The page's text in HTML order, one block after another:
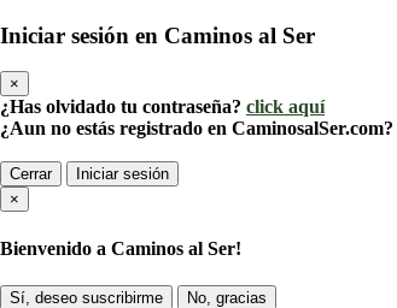
Iniciar sesión en Caminos al Ser
×
¿Has olvidado tu contraseña? click aquí
¿Aun no estás registrado en CaminosalSer.com?
Cerrar
Iniciar sesión
×
Bienvenido a Caminos al Ser!
Sí, deseo suscribirme No, gracias